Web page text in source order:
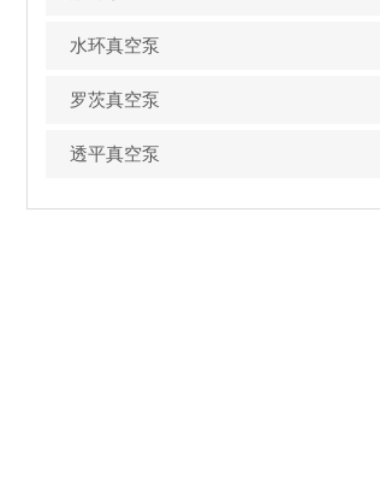
水环真空泵
罗茨真空泵
透平真空泵